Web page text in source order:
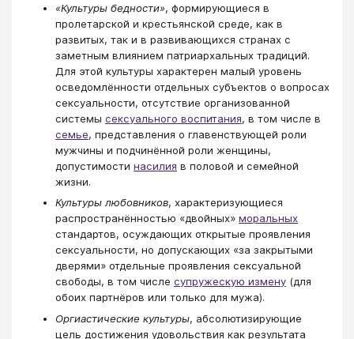
«Культуры бедности», формирующиеся в
пролетарской и крестьянской среде, как в
развитых, так и в развивающихся странах с
заметным влиянием патриархальных традиций.
Для этой культуры характерен малый уровень
осведомлённости отдельных субъектов о вопросах
сексуальности, отсутствие организованной
системы сексуального воспитания, в том числе в
семье, представления о главенствующей роли
мужчины и подчинённой роли женщины,
допустимости насилия в половой и семейной
жизни.
Культуры любовников, характеризующиеся
распространённостью «двойных» моральных
стандартов, осуждающих открытые проявления
сексуальности, но допускающих «за закрытыми
дверями» отдельные проявления сексуальной
свободы, в том числе супружескую измену (для
обоих партнёров или только для мужа).
Оргиастические культуры, абсолютизирующие
цель достижения удовольствия как результата